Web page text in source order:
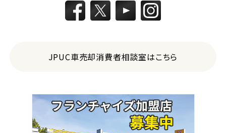
JPUC車売却消費者相談室はこちら